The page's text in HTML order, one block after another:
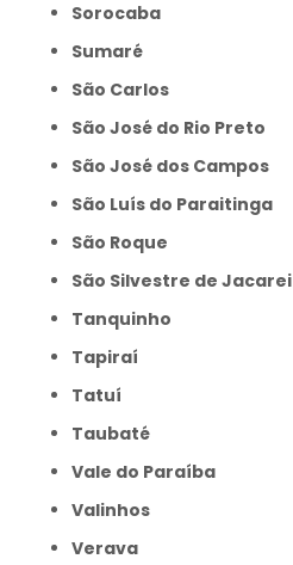
Sorocaba
Sumaré
São Carlos
São José do Rio Preto
São José dos Campos
São Luís do Paraitinga
São Roque
São Silvestre de Jacarei
Tanquinho
Tapiraí
Tatuí
Taubaté
Vale do Paraíba
Valinhos
Verava